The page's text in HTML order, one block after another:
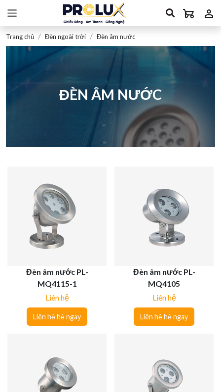
Trang chủ Đèn ngoài trời Đèn âm nước
ĐÈN ÂM NƯỚC
Đèn âm nước PL-
MQ4115-1
Liên hệ
Liên hệ hệ ngay
Đèn âm nước PL-
MQ4105
Liên hệ
Liên hệ hệ ngay